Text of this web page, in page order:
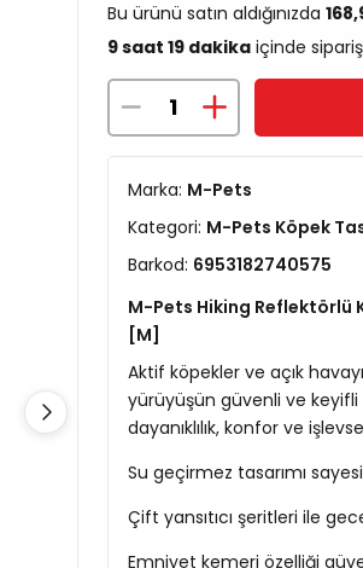
Bu ürünü satın aldığınızda
9 saat 19 dakika içinde
Marka: M-Pets
Kategori: M-Pets Köpek
Barkod: 6953182740575
M-Pets Hiking Reflektörlü
[M]
Aktif köpekler ve açık
yürüyüşün güvenli ve keyifli
dayanıklılık, konfor ve
Su geçirmez tasarımı
Çift yansıtıcı şeritleri ile
Emniyet kemeri özelliği